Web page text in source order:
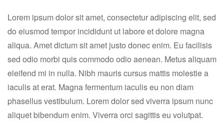
Lorem ipsum dolor sit amet, consectetur adipiscing elit, sed
do eiusmod tempor incididunt ut labore et dolore magna
aliqua. Amet dictum sit amet justo donec enim. Eu facilisis
sed odio morbi quis commodo odio aenean. Metus aliquam
eleifend mi in nulla. Nibh mauris cursus mattis molestie a
iaculis at erat. Magna fermentum iaculis eu non diam
phasellus vestibulum. Lorem dolor sed viverra ipsum nunc
aliquet bibendum enim. Viverra orci sagittis eu volutpat.